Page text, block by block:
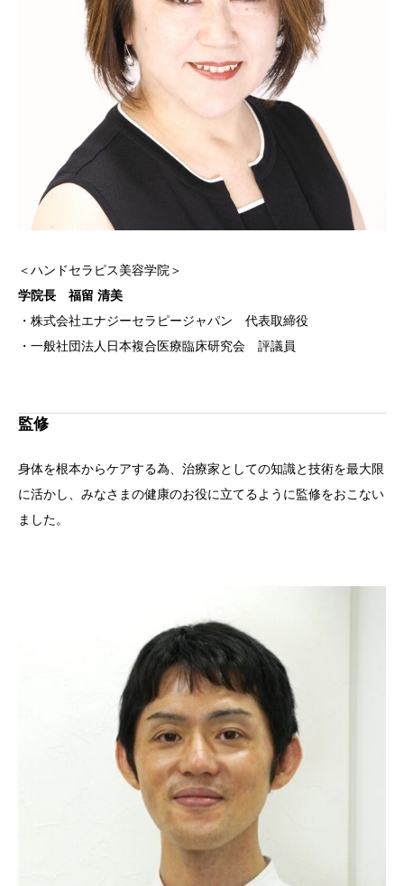
＜ハンドセラピス美容学院＞
学院長 福留 清美
・株式会社エナジーセラピージャパン 代表取締役
・一般社団法人日本複合医療臨床研究会 評議員
監修
身体を根本からケアする為、治療家としての知識と技術を最大限
に活かし、みなさまの健康のお役に立てるように監修をおこない
ました。